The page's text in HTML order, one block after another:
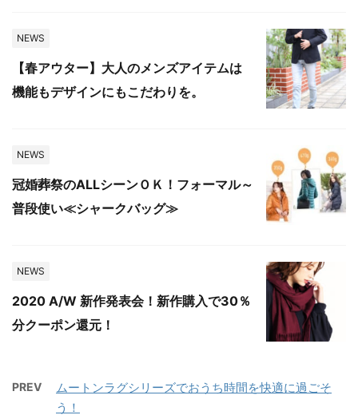
NEWS
【春アウター】大人のメンズアイテムは
機能もデザインにもこだわりを。
NEWS
冠婚葬祭のALLシーンＯＫ！フォーマル～
普段使い≪シャークバッグ≫
NEWS
2020 A/W 新作発表会！新作購入で30％
分クーポン還元！
PREV
ムートンラグシリーズでおうち時間を快適に過ごそ
う！